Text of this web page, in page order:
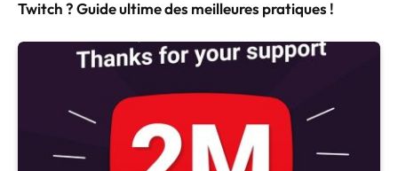
Twitch ? Guide ultime des meilleures pratiques !